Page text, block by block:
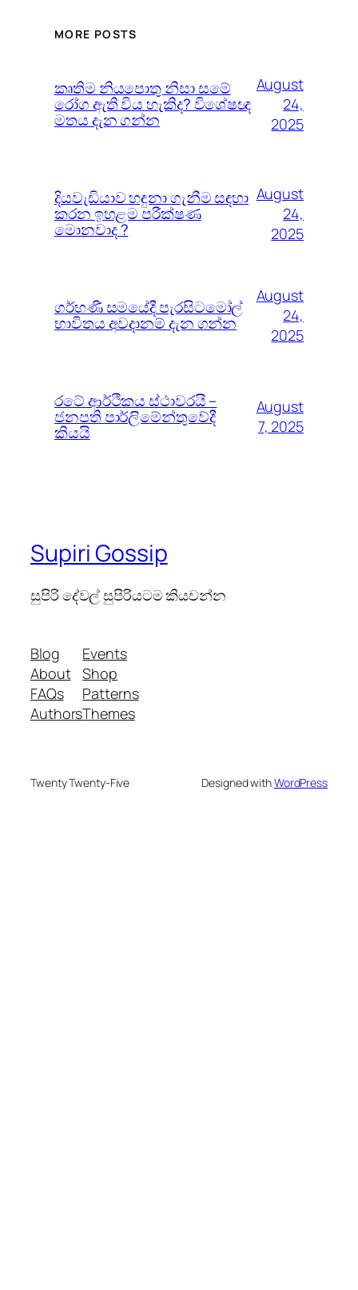
MORE POSTS
කෘතිම නියපොතු නිසා සමේ
රෝග ඇති විය හැකිද? විශේෂඥ
මතය දැන ගන්න
August
24,
2025
දියවැඩියාව හඳුනා ගැනීම සඳහා
කරන ඉහළම පරීක්ෂණ
මොනවාද ?
August
24,
2025
ගර්භණී සමයේදී පැරසිටමෝල්
භාවිතය අවදානම් දැන ගන්න
August
24,
2025
රටේ ආර්ථිකය ස්ථාවරයි –
ජනපති පාර්ලිමේන්තුවේදී
කියයි
August
7, 2025
Supiri Gossip
සුපිරි දේවල් සුපිරියටම කියවන්න
Blog
About
FAQs
Authors
Events
Shop
Patterns
Themes
Twenty Twenty-Five Designed withWordPress